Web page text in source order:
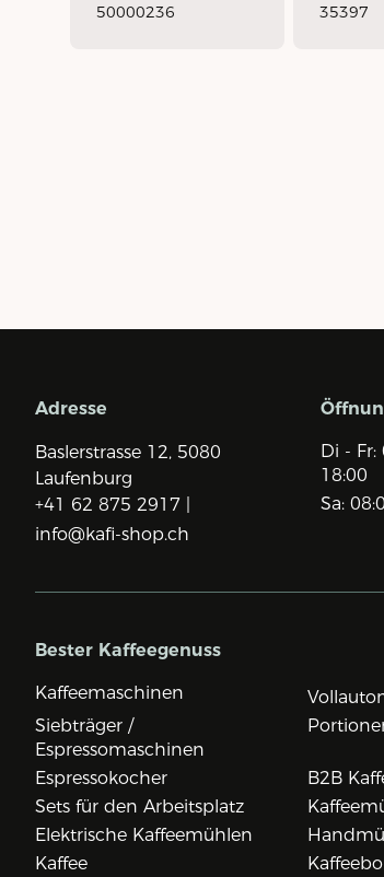
50000236 35397
Adresse
Baslerstrasse 12, 5080
Laufenburg
+41 62 875 2917 |
info@kafi-shop.ch
Di - Fr:
18:00
Sa:
Bester Kaffeegenuss
Kaffeemaschinen
Siebträger /
Espressomaschinen
Espressokocher
B2B
Sets für den Arbeitsplatz
Elektrische Kaffeemühlen
Kaffee